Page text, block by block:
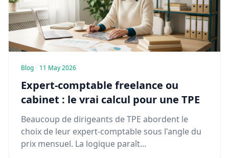
Blog · 11 May 2026
Expert-comptable freelance ou
cabinet : le vrai calcul pour une TPE
Beaucoup de dirigeants de TPE abordent le
choix de leur expert-comptable sous l'angle du
prix mensuel. La logique paraît...